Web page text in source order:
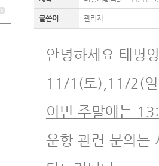
글쓴이 관리자
안녕하세요 태평
11/1(토),11/2(일
이번 주말에는
운항 관련 문의